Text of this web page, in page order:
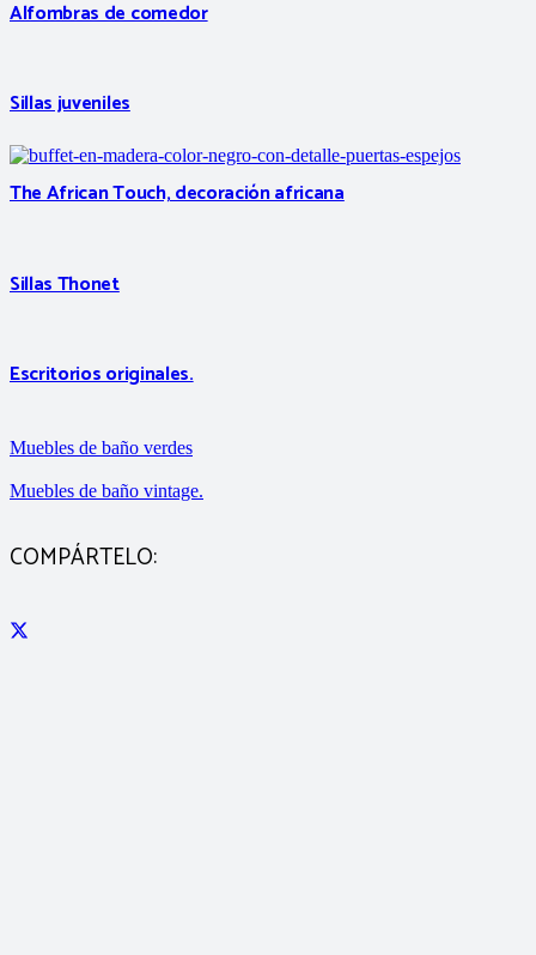
Alfombras de comedor
Sillas juveniles
The African Touch, decoración africana
Sillas Thonet
Escritorios originales.
Muebles de baño verdes
Muebles de baño vintage.
COMPÁRTELO: